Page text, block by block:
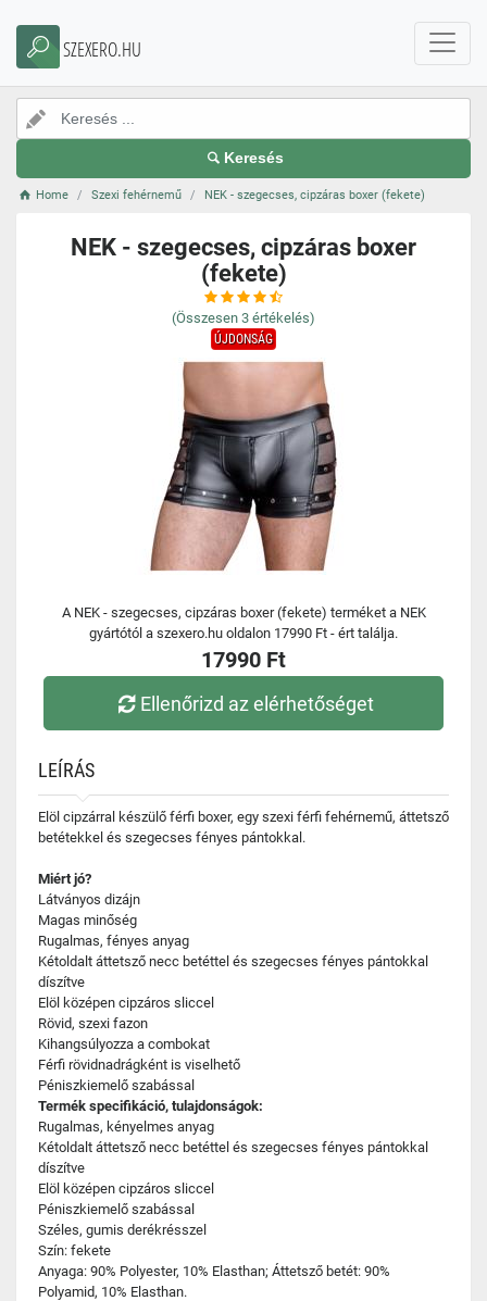
SZEXERO.HU
Keresés
Home Szexi fehérnemű NEK - szegecses, cipzáras boxer (fekete)
NEK - szegecses, cipzáras boxer
(fekete)
(Összesen 3 értékelés)
ÚJDONSÁG
A NEK - szegecses, cipzáras boxer (fekete) terméket a NEK
gyártótól a szexero.hu oldalon 17990 Ft - ért találja.
17990 Ft
Ellenőrizd az elérhetőséget
LEÍRÁS
Elöl cipzárral készülő férfi boxer, egy szexi férfi fehérnemű, áttetsző
betétekkel és szegecses fényes pántokkal.
Miért jó?
Látványos dizájn
Magas minőség
Rugalmas, fényes anyag
Kétoldalt áttetsző necc betéttel és szegecses fényes pántokkal
díszítve
Elöl középen cipzáros sliccel
Rövid, szexi fazon
Kihangsúlyozza a combokat
Férfi rövidnadrágként is viselhető
Péniszkiemelő szabással
Termék specifikáció, tulajdonságok:
Rugalmas, kényelmes anyag
Kétoldalt áttetsző necc betéttel és szegecses fényes pántokkal
díszítve
Elöl középen cipzáros sliccel
Péniszkiemelő szabással
Széles, gumis derékrésszel
Szín: fekete
Anyaga: 90% Polyester, 10% Elasthan; Áttetsző betét: 90%
Polyamid, 10% Elasthan.